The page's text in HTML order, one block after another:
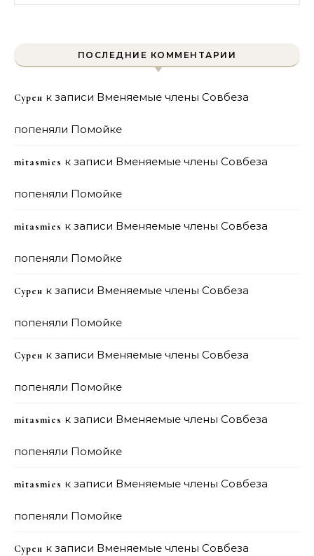
ПОСЛЕДНИЕ КОММЕНТАРИИ
Сурен к записи Вменяемые члены Совбеза
попеняли Помойке
mitasmies к записи Вменяемые члены Совбеза
попеняли Помойке
mitasmies к записи Вменяемые члены Совбеза
попеняли Помойке
Сурен к записи Вменяемые члены Совбеза
попеняли Помойке
Сурен к записи Вменяемые члены Совбеза
попеняли Помойке
mitasmies к записи Вменяемые члены Совбеза
попеняли Помойке
mitasmies к записи Вменяемые члены Совбеза
попеняли Помойке
Сурен к записи Вменяемые члены Совбеза